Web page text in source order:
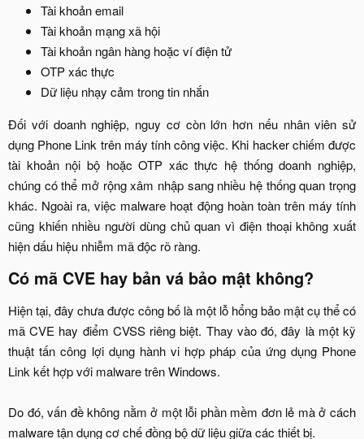
Tài khoản email​
Tài khoản mạng xã hội​
Tài khoản ngân hàng hoặc ví điện tử​
OTP xác thực​
Dữ liệu nhạy cảm trong tin nhắn​
Đối với doanh nghiệp, nguy cơ còn lớn hơn nếu nhân viên sử
dụng Phone Link trên máy tính công việc. Khi hacker chiếm được
tài khoản nội bộ hoặc OTP xác thực hệ thống doanh nghiệp,
chúng có thể mở rộng xâm nhập sang nhiều hệ thống quan trọng
khác. Ngoài ra, việc malware hoạt động hoàn toàn trên máy tính
cũng khiến nhiều người dùng chủ quan vì điện thoại không xuất
hiện dấu hiệu nhiễm mã độc rõ ràng.​
Có mã CVE hay bản vá bảo mật không?​
Hiện tại, đây chưa được công bố là một lỗ hổng bảo mật cụ thể có
mã CVE hay điểm CVSS riêng biệt. Thay vào đó, đây là một kỹ
thuật tấn công lợi dụng hành vi hợp pháp của ứng dụng Phone
Link kết hợp với malware trên Windows.
Do đó, vấn đề không nằm ở một lỗi phần mềm đơn lẻ mà ở cách
malware tận dụng cơ chế đồng bộ dữ liệu giữa các thiết bị.​